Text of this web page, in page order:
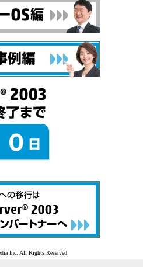
0
Inc. All Rights Reserved.